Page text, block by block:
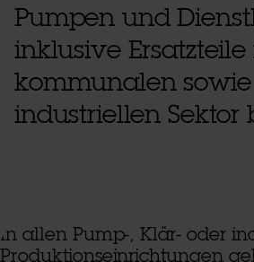
Pumpen und
inklusive
kommunalen sowie
industriellen Sektor
In allen Pump-, Klär- oder
Produktionseinrichtungen